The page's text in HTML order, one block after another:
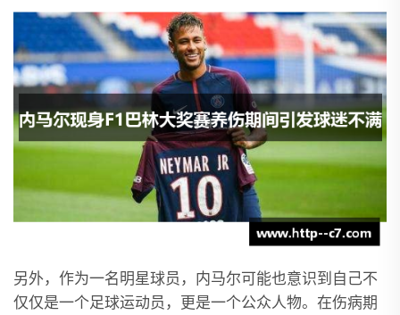
另外，作为一名明星球员，内马尔可能也意识到自己不
仅仅是一个足球运动员，更是一个公众人物。在伤病期